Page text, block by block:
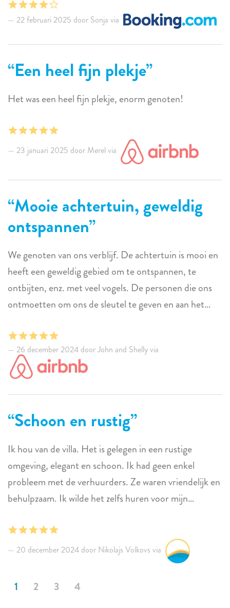
22 februari 2025 door Sonja via
Een heel fijn plekje
Het was een heel fijn plekje, enorm genoten!
23 januari 2025 door Merel via
Mooie achtertuin, geweldig
ontspannen
We genoten van ons verblijf. De achtertuin is mooi en
heeft een geweldig gebied om te ontspannen, te
ontbijten, enz. met veel vogels. De personen die ons
ontmoetten om ons de sleutel te geven en aan het
gelegen en een goede locatie.
26 december 2024 door John and Shelly via
Schoon en rustig
Ik hou van de villa. Het is gelegen in een rustige
omgeving, elegant en schoon. Ik had geen enkel
probleem met de verhuurders. Ze waren vriendelijk en
behulpzaam. Ik wilde het zelfs huren voor mijn
20 december 2024 door Nikolajs Volkovs via
1 2 3 4